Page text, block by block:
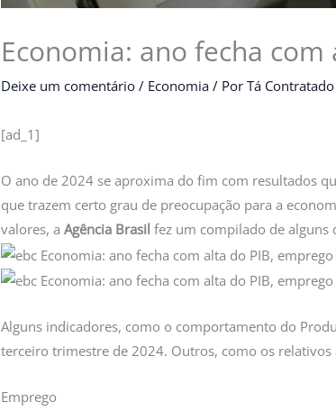
Economia: ano fecha
Deixe um comentário / Economia / PorTá Contratado
[ad_1]
O ano de 2024 se aproxima do fim com resultados
que trazem certo grau de preocupação para a
valores, aAgência Brasil fez um compilado de alguns
Alguns indicadores, como o comportamento do
terceiro trimestre de 2024. Outros, como os
Emprego